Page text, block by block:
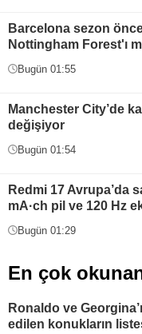
Barcelona sezon
Nottingham Forest'ı
Bugün 01:55
Manchester City’de
değişiyor
Bugün 01:54
Redmi 17 Avrupa’da
mA·ch pil ve 120 Hz
Bugün 01:29
En çok
Ronaldo ve
edilen konukların